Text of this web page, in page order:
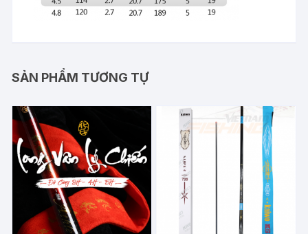
SẢN PHẨM TƯƠNG TỰ